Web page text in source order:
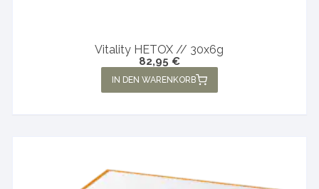
Vitality HETOX // 30x6g
82,95 €
IN DEN WARENKORB